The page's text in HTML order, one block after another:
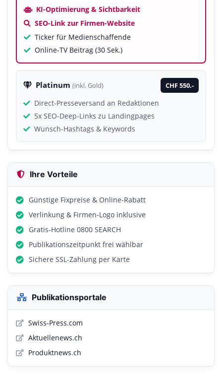
KI-Optimierung & Sichtbarkeit
SEO-Link zur Firmen-Website
Ticker für Medienschaffende
Online-TV Beitrag (30 Sek.)
Platinum (inkl. Gold) CHF 550.-
Direct-Presseversand an Redaktionen
5x SEO-Deep-Links zu Landingpages
Wunsch-Hashtags & Keywords
Ihre Vorteile
Günstige Fixpreise & Online-Rabatt
Verlinkung & Firmen-Logo inklusive
Gratis-Hotline 0800 SEARCH
Publikationszeitpunkt frei wählbar
Sichere SSL-Zahlung per Karte
Publikationsportale
Swiss-Press.com
Aktuellenews.ch
Produktnews.ch